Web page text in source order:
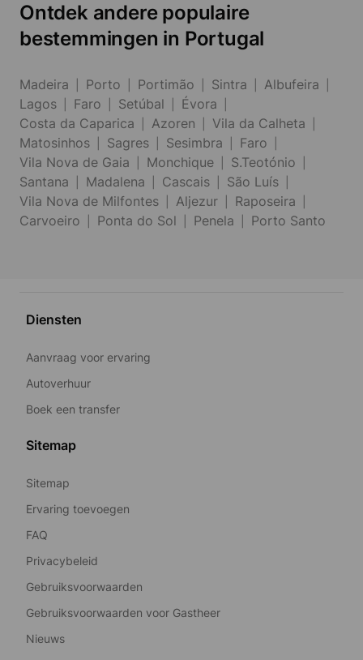
Ontdek andere populaire
bestemmingen in Portugal
Madeira Porto Portimão Sintra
Albufeira
Lagos
Faro Setúbal
Évora
Costa da Caparica
Azoren
Vila da Calheta
Matosinhos
Sagres Sesimbra
Faro
Vila Nova de Gaia
Monchique
S.Teotónio
Santana
Madalena Cascais
São Luís
Vila Nova de Milfontes
Aljezur
Raposeira
Carvoeiro
Ponta do Sol Penela Porto Santo
Diensten
Aanvraag voor ervaring
Autoverhuur
Boek een transfer
Sitemap
Sitemap
Ervaring toevoegen
FAQ
Privacybeleid
Gebruiksvoorwaarden
Gebruiksvoorwaarden voor Gastheer
Nieuws